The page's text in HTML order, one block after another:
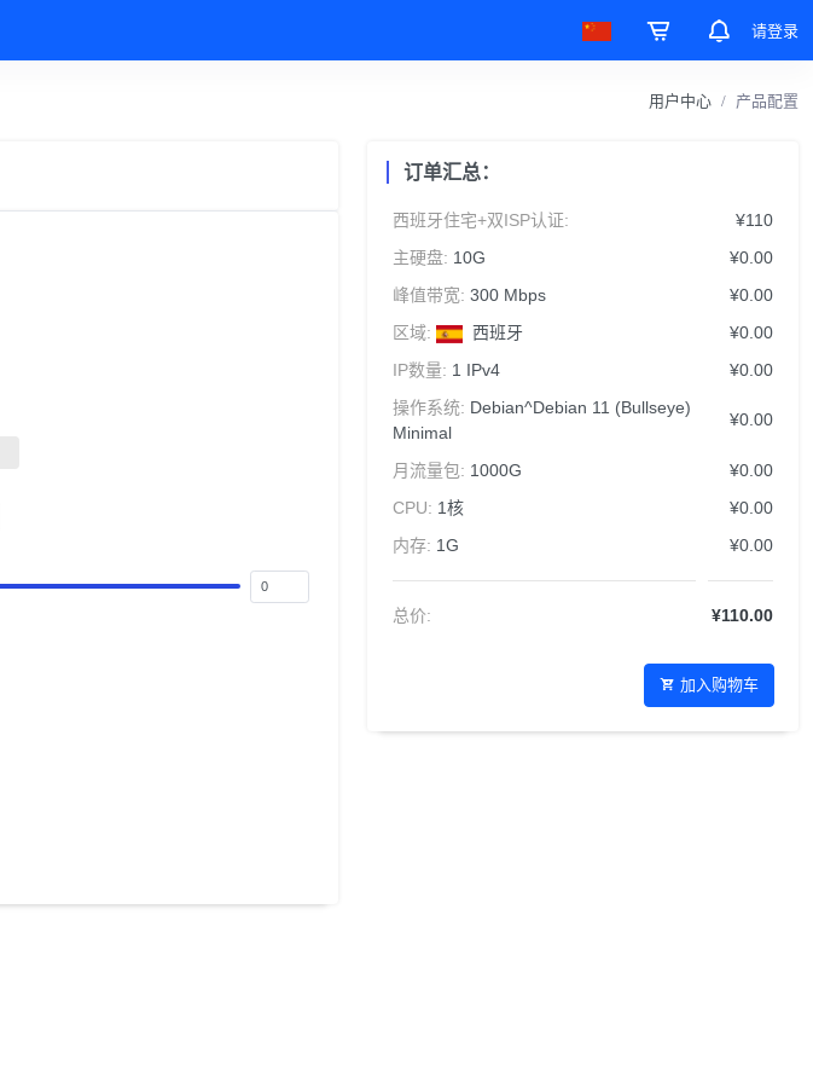
请登录
用户中心 产品配置
订单汇总：
西班牙住宅+双ISP认证:
¥110
主硬盘: 10G
¥0.00
峰值带宽: 300 Mbps
¥0.00
区域:
西班牙
¥0.00
IP数量: 1 IPv4
¥0.00
操作系统: Debian^Debian 11 (Bullseye)
Minimal
¥0.00
月流量包: 1000G
¥0.00
CPU: 1核
¥0.00
内存: 1G ¥0.00
总价: ¥110.00
加入购物车